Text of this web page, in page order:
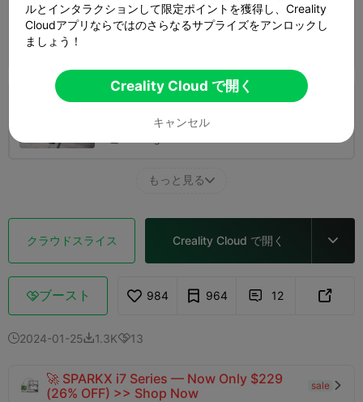
0.2mmレイヤー、3ウォール、15%インフィ
ル
5 プレート
0.2mmレイヤー、2ウォール、15%インフィ
06h 26m 
もっと見る
クラウドスライス Creality Cloud で開く 
ブースト 984 964  12 
2024-01-251.3K13
🚀 SPARKX i7 Series — Now Only $229
(26% OFF) >> Shop Now
sale 
ルとインタラクションして限定ポイントを獲得し、Creality
Cloudアプリならではのさらなるサプライズをアンロックし
ましょう！
Creality Cloud で開く
キャンセル